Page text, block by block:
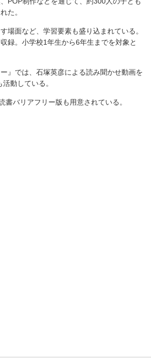
た。
面など、学習要素も盛り込まれている。
録。小学校1年生から6年生までを対象と
』では、石塚英彦による読み聞かせ動画を
動している。
バリアフリー版も用意されている。